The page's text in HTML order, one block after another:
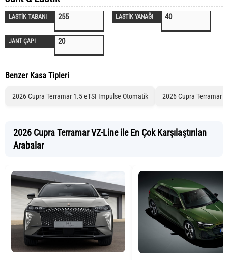
LASTİK TABANI 255 LASTİK YANAĞI 40
JANT ÇAPI 20
Benzer Kasa Tipleri
2026 Cupra Terramar 1.5 eTSI Impulse Otomatik 2026 Cupra Terramar
2026 Cupra Terramar VZ-Line ile En Çok Karşılaştırılan
Arabalar